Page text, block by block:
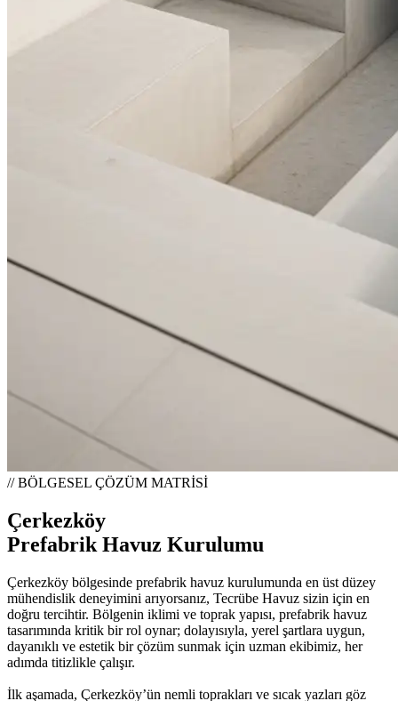
// BÖLGESEL ÇÖZÜM MATRİSİ
Çerkezköy
Prefabrik Havuz Kurulumu
Çerkezköy bölgesinde prefabrik havuz kurulumunda en üst düzey
mühendislik deneyimini arıyorsanız, Tecrübe Havuz sizin için en
doğru tercihtir. Bölgenin iklimi ve toprak yapısı, prefabrik havuz
tasarımında kritik bir rol oynar; dolayısıyla, yerel şartlara uygun,
dayanıklı ve estetik bir çözüm sunmak için uzman ekibimiz, her
adımda titizlikle çalışır.
İlk aşamada, Çerkezköy’ün nemli toprakları ve sıcak yazları göz